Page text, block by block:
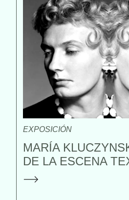
EXPOSICIÓN
MARÍA
DE LA ESCENA